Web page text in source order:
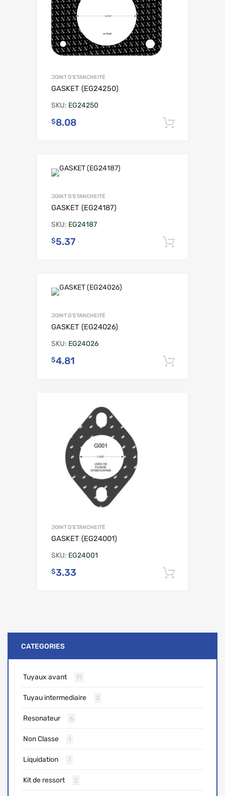
JOINT D'ETANCHEITÉ
GASKET (EG24250)
SKU: EG24250
$8.08
JOINT D'ETANCHEITÉ
GASKET (EG24187)
SKU: EG24187
$5.37
JOINT D'ETANCHEITÉ
GASKET (EG24026)
SKU: EG24026
$4.81
JOINT D'ETANCHEITÉ
GASKET (EG24001)
SKU: EG24001
$3.33
CATEGORIES
Tuyaux avant 71
Tuyau intermediaire 2
Resonateur 6
Non Classe 1
Liquidation 7
Kit de ressort 2